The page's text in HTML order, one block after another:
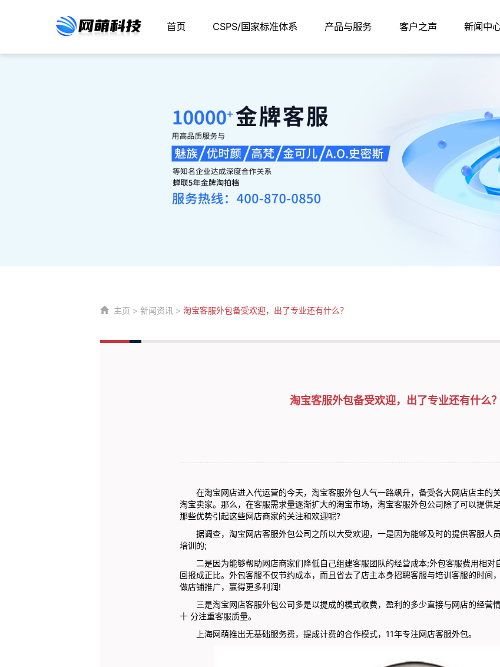
首页 CSPS/国家标准体系 产品与服务 客户之声 新闻中
主页 > 新闻资讯 > 淘宝客服外包备受欢迎，出了专业还有什么？
淘宝客服外包备受欢迎，出了专业还有什么？
在淘宝网店进入代运营的今天，淘宝客服外包人气一路飙升，备受各大网店店主的
淘宝卖家。那么，在客服需求量逐渐扩大的淘宝市场，淘宝客服外包公司除了可以提供
那些优势引起这些网店商家的关注和欢迎呢?
据调查，淘宝网店客服外包公司之所以大受欢迎，一是因为能够及时的提供客服人
培训的;
二是因为能够帮助网店商家们降低自己组建客服团队的经营成本;外包客服费用相对
回报成正比。外包客服不仅节约成本，而且省去了店主本身招聘客服与培训客服的时间
做店铺推广，赢得更多利润!
三是淘宝网店客服外包公司多是以提成的模式收费，盈利的多少直接与网店的经营
十 分注重客服质量。
上海网萌推出无基础服务费，提成计费的合作模式，11年专注网店客服外包。